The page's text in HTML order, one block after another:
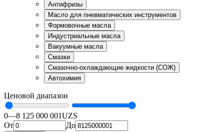
Антифризы
Масло для пневматических инструментов
Формовочные масла
Индустриальные масла
Вакуумные масла
Смазки
Смазочно-охлаждающие жидкости (СОЖ)
Автохимия
Ценовой диапазон
0—8 125 000 001UZS
От
До